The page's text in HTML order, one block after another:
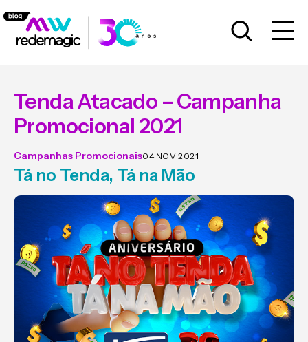
Tenda Atacado – Campanha
Promocional 2021
Campanhas Promocionais04 NOV 2021
Tá no Tenda, Tá na Mão